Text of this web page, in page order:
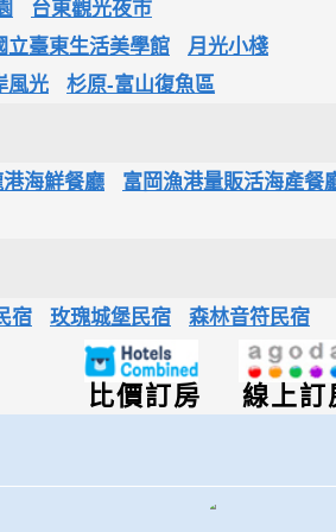
台東觀光夜市
立臺東生活美學館
月光小棧
風光 杉原-富山復魚區
海鮮餐廳
富岡漁港量販活海產餐
宿 玫瑰城堡民宿
森林音符民宿
線上訂
比價訂房